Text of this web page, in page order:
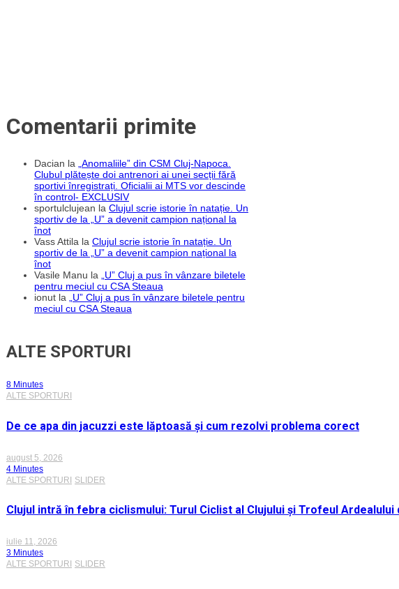
Comentarii primite
Dacian la „Anomaliile” din CSM Cluj-Napoca.
Clubul plătește doi antrenori ai unei secții fără
sportivi înregistrați. Oficialii ai MTS vor descinde
în control- EXCLUSIV
sportulclujean la Clujul scrie istorie în natație. Un
sportiv de la „U” a devenit campion național la
înot
Vass Attila la Clujul scrie istorie în natație. Un
sportiv de la „U” a devenit campion național la
înot
Vasile Manu la „U” Cluj a pus în vânzare biletele
pentru meciul cu CSA Steaua
ionut la „U” Cluj a pus în vânzare biletele pentru
meciul cu CSA Steaua
ALTE SPORTURI
8 Minutes
ALTE SPORTURI
De ce apa din jacuzzi este lăptoasă și cum rezolvi problema corect
august 5, 2026
4 Minutes
ALTE SPORTURI SLIDER
Clujul intră în febra ciclismului: Turul Ciclist al Clujului și Trofeul
iulie 11, 2026
3 Minutes
ALTE SPORTURI
SLIDER